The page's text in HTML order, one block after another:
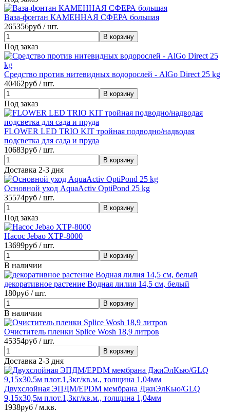
Ваза-фонтан КАМЕННАЯ СФЕРА большая
265356руб / шт.
Под заказ
Средство против нитевидных водорослей - AlGo Direct 25 kg
40462руб / шт.
Под заказ
FLOWER LED TRIO KIT тройная подводно/надводая
подсветка для сада и пруда
10683руб / шт.
Доставка 2-3 дня
Основной уход AquaActiv OptiPond 25 kg
35574руб / шт.
Под заказ
Насос Jebao XTP-8000
13699руб / шт.
В наличии
декоративное растение Водная лилия 14,5 см, белый
180руб / шт.
В наличии
Очиститель пленки Splice Wosh 18,9 литров
45354руб / шт.
Доставка 2-3 дня
Двухслойная ЭПДМ/EPDM мембрана ДжиЭлКью/GLQ
9,15х30,5м плот.1,3кг/кв.м., толщина 1,04мм
1938руб / м.кв.